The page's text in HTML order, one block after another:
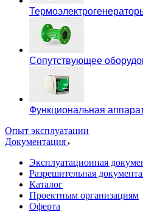
Сопутствующее
Функциональная
Опыт эксплуатации
Документация
Эксплуатационная
Разрешительная
Каталог
Проектным организациям
Оферта